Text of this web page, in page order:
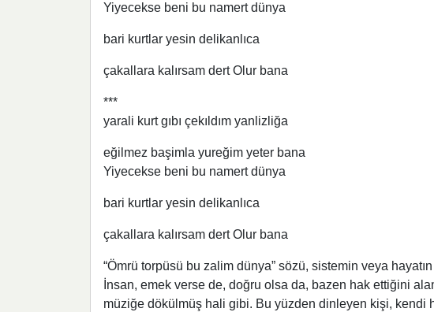
Yiyecekse beni bu namert dünya
bari kurtlar yesin delikanlıca
çakallara kalırsam dert Olur bana
***
yarali kurt gıbı çekıldım yanlizliğa
eğilmez başimla yureğim yeter bana
Yiyecekse beni bu namert dünya
bari kurtlar yesin delikanlıca
çakallara kalırsam dert Olur bana
“Ömrü torpüsü bu zalim dünya” sözü, sistemin veya
İnsan, emek verse de, doğru olsa da, bazen hak ettiğini
müziğe dökülmüş hali gibi. Bu yüzden dinleyen kişi, kendi